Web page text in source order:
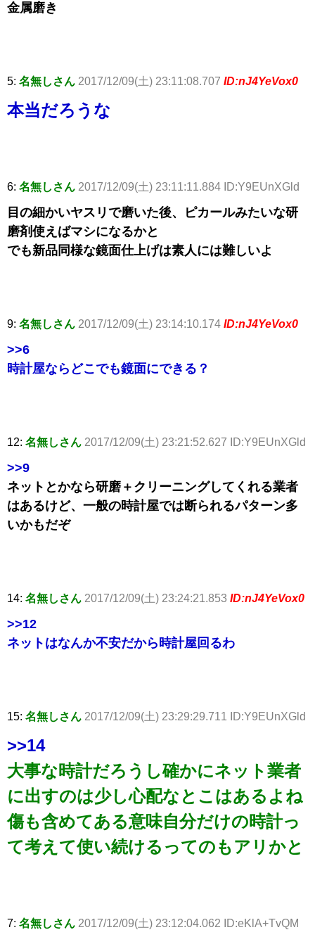
金属磨き
5: 名無しさん 2017/12/09(土) 23:11:08.707 ID:nJ4YeVox0
本当だろうな
6: 名無しさん 2017/12/09(土) 23:11:11.884 ID:Y9EUnXGld
目の細かいヤスリで磨いた後、ピカールみたいな研
磨剤使えばマシになるかと
でも新品同様な鏡面仕上げは素人には難しいよ
9: 名無しさん 2017/12/09(土) 23:14:10.174 ID:nJ4YeVox0
>>6
時計屋ならどこでも鏡面にできる？
12: 名無しさん 2017/12/09(土) 23:21:52.627 ID:Y9EUnXGld
>>9
ネットとかなら研磨＋クリーニングしてくれる業者
はあるけど、一般の時計屋では断られるパターン多
いかもだぞ
14: 名無しさん 2017/12/09(土) 23:24:21.853 ID:nJ4YeVox0
>>12
ネットはなんか不安だから時計屋回るわ
15: 名無しさん 2017/12/09(土) 23:29:29.711 ID:Y9EUnXGld
>>14
大事な時計だろうし確かにネット業者
に出すのは少し心配なとこはあるよね
傷も含めてある意味自分だけの時計っ
て考えて使い続けるってのもアリかと
7: 名無しさん 2017/12/09(土) 23:12:04.062 ID:eKlA+TvQM